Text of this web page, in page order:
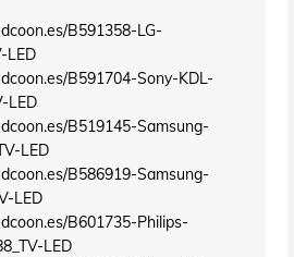
B591358-LG-
LED
B591704-Sony-KDL-
LED
B519145-Samsung-
LED
B586919-Samsung-
LED
B601735-Philips-
LED